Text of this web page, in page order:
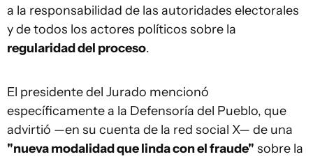
a la responsabilidad de las autoridades electorales
y de todos los actores políticos sobre la
regularidad del proceso.
El presidente del Jurado mencionó
específicamente a la Defensoría del Pueblo, que
advirtió —en su cuenta de la red social X— de una
"nueva modalidad que linda con el fraude" sobre la